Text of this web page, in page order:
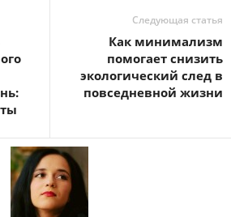
Следующая статья
Как минимализм
помогает снизить
экологический след в
повседневной жизни